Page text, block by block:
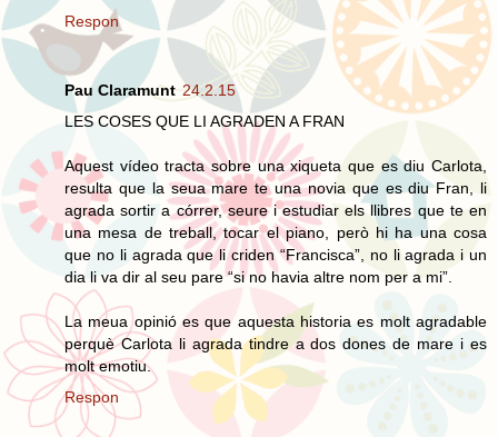
Respon
Pau Claramunt 24.2.15
LES COSES QUE LI AGRADEN A FRAN
Aquest vídeo tracta sobre una xiqueta que es diu Carlota,
resulta que la seua mare te una novia que es diu Fran, li
agrada sortir a córrer, seure i estudiar els llibres que te en
una mesa de treball, tocar el piano, però hi ha una cosa
que no li agrada que li criden “Francisca”, no li agrada i un
dia li va dir al seu pare “si no havia altre nom per a mi”.
La meua opinió es que aquesta historia es molt agradable
perquè Carlota li agrada tindre a dos dones de mare i es
molt emotiu.
Respon